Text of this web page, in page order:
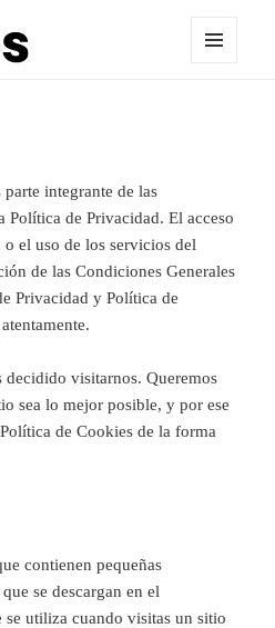
integrante de las
Política de Privacidad. El acceso
el uso de los servicios del
de las Condiciones Generales
Privacidad y Política de
decidido visitarnos. Queremos
sea lo mejor posible, y por ese
de Cookies de la forma
contienen pequeñas
se descargan en el
utiliza cuando visitas un sitio